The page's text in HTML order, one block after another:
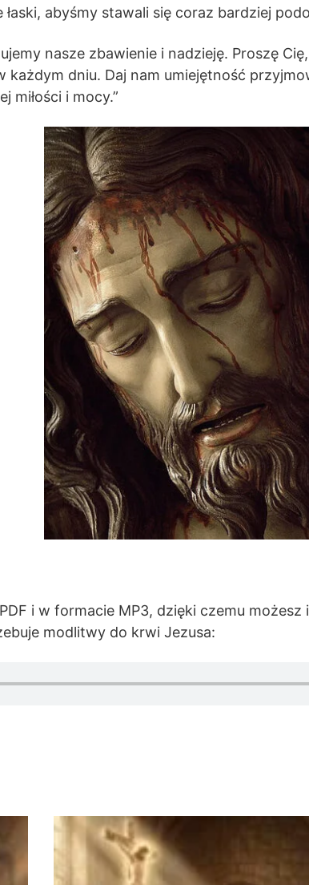
abyśmy stawali się coraz bardziej
nasze zbawienie i nadzieję. Proszę
dniu. Daj nam umiejętność
miłości i mocy.”
i w formacie MP3, dzięki czemu
modlitwy do krwi Jezusa: